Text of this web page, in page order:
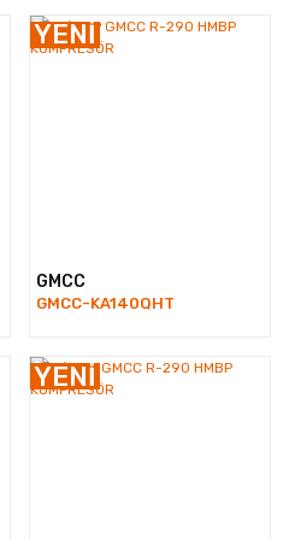
YENİ
GMCC
GMCC-KA140QHT
YENİ